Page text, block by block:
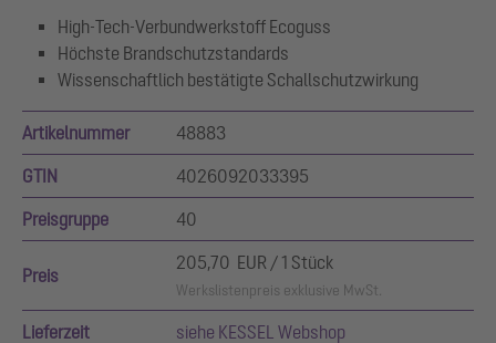
High-Tech-Verbundwerkstoff Ecoguss
Höchste Brandschutzstandards
Wissenschaftlich bestätigte Schallschutzwirkung
Artikelnummer 48883
GTIN 4026092033395
Preisgruppe 40
Preis
205,70 EUR / 1 Stück
Werkslistenpreis exklusive MwSt.
Lieferzeit siehe KESSEL Webshop